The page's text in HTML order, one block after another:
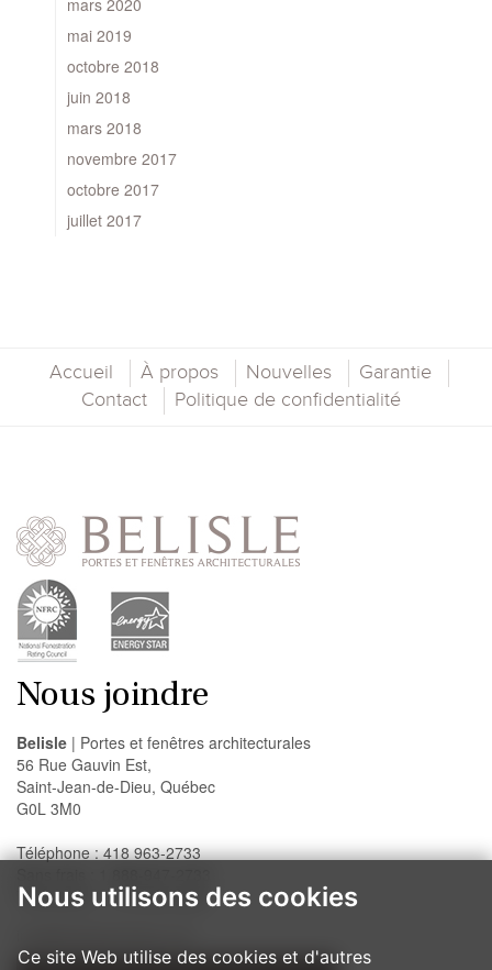
Nous utilisons des cookies
Ce site Web utilise des cookies et d'autres
mai 2019
octobre 2018
juin 2018
mars 2018
novembre 2017
octobre 2017
juillet 2017
Accueil À propos Nouvelles
Garantie
Contact
Politique de confidentialité
Nous joindre
Belisle | Portes et fenêtres architecturales
56 Rue Gauvin Est,
Saint-Jean-de-Dieu, Québec
G0L 3M0
Téléphone : 418 963-2733
Télécopieur : 418 963-2200